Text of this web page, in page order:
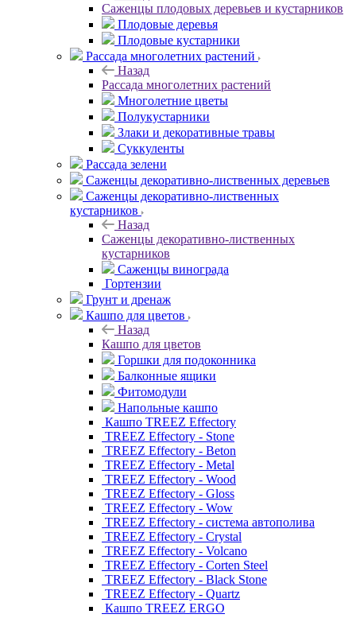
Саженцы плодовых деревьев и кустарников
Плодовые деревья
Плодовые кустарники
Рассада многолетних растений
Назад
Рассада многолетних растений
Многолетние цветы
Полукустарники
Злаки и декоративные травы
Суккуленты
Рассада зелени
Саженцы декоративно-лиственных деревьев
Саженцы декоративно-лиственных
кустарников
Назад
Саженцы декоративно-лиственных
кустарников
Саженцы винограда
Гортензии
Грунт и дренаж
Кашпо для цветов
Назад
Кашпо для цветов
Горшки для подоконника
Балконные ящики
Фитомодули
Напольные кашпо
Кашпо TREEZ Effectory
TREEZ Effectory - Stone
TREEZ Effectory - Beton
TREEZ Effectory - Metal
TREEZ Effectory - Wood
TREEZ Effectory - Gloss
TREEZ Effectory - Wow
TREEZ Effectory - система автополива
TREEZ Effectory - Crystal
TREEZ Effectory - Volcano
TREEZ Effectory - Corten Steel
TREEZ Effectory - Black Stone
TREEZ Effectory - Quartz
Кашпо TREEZ ERGO